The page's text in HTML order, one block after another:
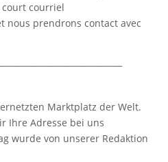
court courriel
nous prendrons contact avec
Marktplatz der Welt.
Ihre Adresse bei uns
wurde von unserer Redaktion